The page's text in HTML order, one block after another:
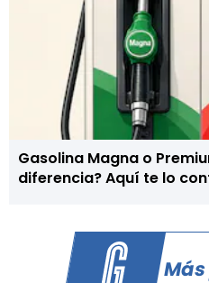
Gasolina Magna o
diferencia? Aquí te lo